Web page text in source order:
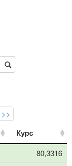
>>
Курс
80,3316
Курс